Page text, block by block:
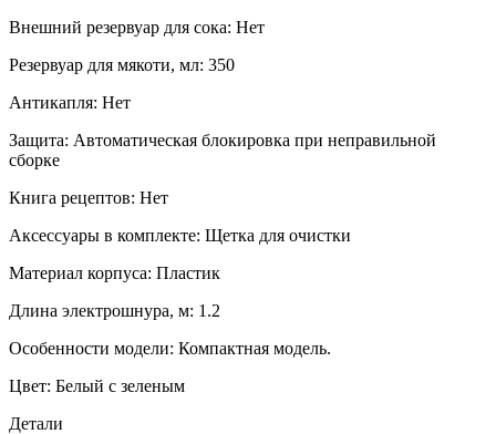
Внешний резервуар для сока: Нет
Резервуар для мякоти, мл: 350
Антикапля: Нет
Защита: Автоматическая блокировка при неправильной
сборке
Книга рецептов: Нет
Аксессуары в комплекте: Щетка для очистки
Материал корпуса: Пластик
Длина электрошнура, м: 1.2
Особенности модели: Компактная модель.
Цвет: Белый с зеленым
Детали